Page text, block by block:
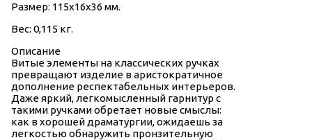
Размер: 115х16х36 мм.
Вес: 0,115 кг.
Описание
Витые элементы на классических ручках
превращают изделие в аристократичное
дополнение респектабельных интерьеров.
Даже яркий, легкомысленный гарнитур с
такими ручками обретает новые смыслы:
как в хорошей драматургии, ожидаешь за
легкостью обнаружить пронзительную